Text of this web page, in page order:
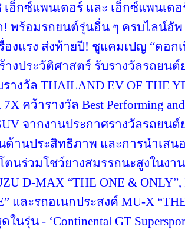
อ็กซ์แพนเดอร์ และ เอ็กซ์แพนเด
! พร้อมรถยนต์รุ่นอื่น ๆ ครบไลน์อั
รื่องแรง ส่งท้ายปี! ชูแคมเปญ “ดอกเ
างประวัติศาสตร์ รับรางวัลรถยนต์
รางวัล THAILAND EV OF THE
7X คว้ารางวัล Best Performing
จากงานประกาศรางวัลรถยน
ด้านประสิทธิภาพ และการนำเสน
ตนร่วมโชว์ยางสมรรถนะสูงในง
D-MAX “THE ONE &
และรถอเนกประสงค์ MU-X
นรุ่น - ‘Continental GT